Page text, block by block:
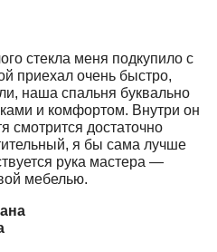
стекла меня подкупило с
приехал очень быстро,
наша спальня буквально
и комфортом. Внутри он
смотрится достаточно
я бы сама лучше
рука мастера —
мебелью.